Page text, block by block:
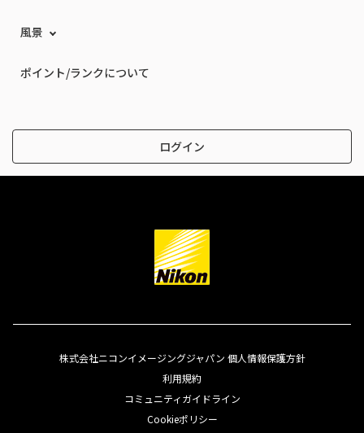
風景
ポイント/ランクについて
ログイン
株式会社ニコンイメージングジャパン 個人情報保護方針
利用規約
コミュニティガイドライン
Cookieポリシー